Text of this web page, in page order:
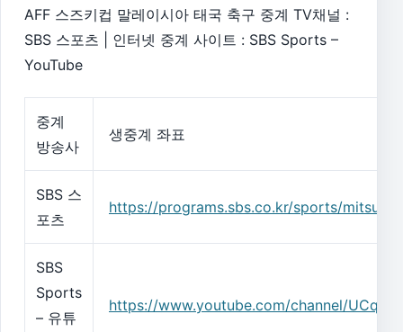
AFF 스즈키컵 말레이시아 태국 축구 중계 TV채널 :
SBS 스포츠 | 인터넷 중계 사이트 : SBS Sports –
YouTube
중계
방송사
생중계 좌표
SBS 스
포츠
https://programs.sbs.co.kr/sports/
SBS
Sports
– 유튜
https://www.youtube.com/channel/